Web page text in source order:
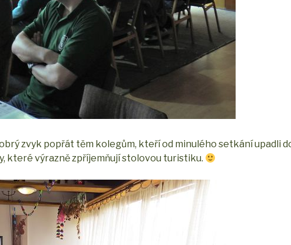
zvyk popřát těm kolegům, kteří od minulého setkání upadli
které výrazně zpříjemňují stolovou turistiku.